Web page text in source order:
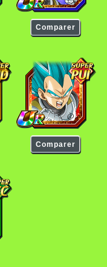
Comparer
Divin SS
Comparer
Vegeta Super Saiyan
Divin SS